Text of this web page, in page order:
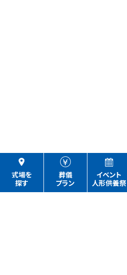
式場を
探す
葬儀
プラン
イベント
人形供養祭